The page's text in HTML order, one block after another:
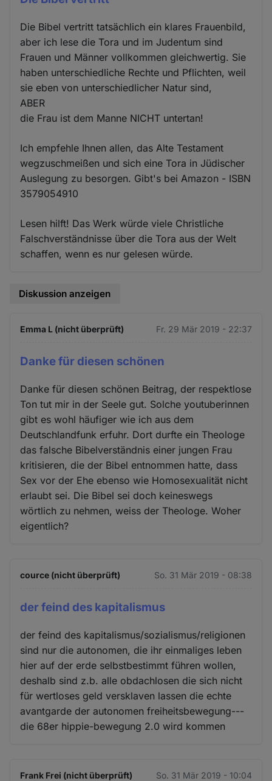
Die Bibel vertritt tatsächlich ein klares Frauenbild,
aber ich lese die Tora und im Judentum sind
Frauen und Männer vollkommen gleichwertig. Sie
haben unterschiedliche Rechte und Pflichten, weil
sie eben von unterschiedlicher Natur sind,
ABER
die Frau ist dem Manne NICHT untertan!
Ich empfehle Ihnen allen, das Alte Testament
wegzuschmeißen und sich eine Tora in Jüdischer
Auslegung zu besorgen. Gibt's bei Amazon - ISBN
3579054910
Lesen hilft! Das Werk würde viele Christliche
Falschverständnisse über die Tora aus der Welt
schaffen, wenn es nur gelesen würde.
Diskussion anzeigen
Emma L (nicht überprüft) Fr. 29 Mär 2019 - 22:37
Danke für diesen schönen
Danke für diesen schönen Beitrag, der respektlose
Ton tut mir in der Seele gut. Solche youtuberinnen
gibt es wohl häufiger wie ich aus dem
Deutschlandfunk erfuhr. Dort durfte ein Theologe
das falsche Bibelverständnis einer jungen Frau
kritisieren, die der Bibel entnommen hatte, dass
Sex vor der Ehe ebenso wie Homosexualität nicht
erlaubt sei. Die Bibel sei doch keineswegs
wörtlich zu nehmen, weiss der Theologe. Woher
eigentlich?
cource (nicht überprüft) So. 31 Mär 2019 - 08:38
der feind des kapitalismus
der feind des kapitalismus/sozialismus/religionen
sind nur die autonomen, die ihr einmaliges leben
hier auf der erde selbstbestimmt führen wollen,
deshalb sind z.b. alle obdachlosen die sich nicht
für wertloses geld versklaven lassen die echte
avantgarde der autonomen freiheitsbewegung---
die 68er hippie-bewegung 2.0 wird kommen
Frank Frei (nicht überprüft) So. 31 Mär 2019 - 10:04